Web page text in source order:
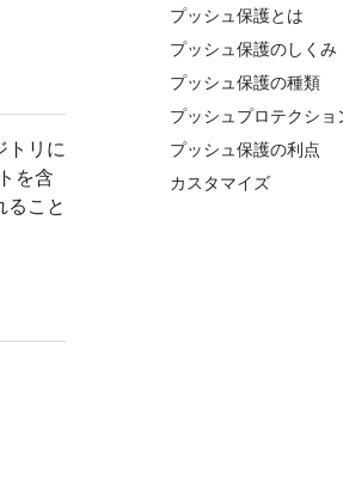
プッシュ保護とは
プッシュ保護のしくみ
プッシュ保護の種類
プッシュプロテクショ
プッシュ保護の利点
カスタマイズ
トリに
を含
ること